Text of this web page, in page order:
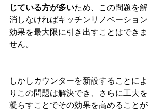
じている方が多いため、この問題を解
消しなければキッチンリノベーション
効果を最大限に引き出すことはできま
せん。
しかしカウンターを新設することによ
りこの問題は解決でき、さらに工夫を
凝らすことでその効果を高めることが